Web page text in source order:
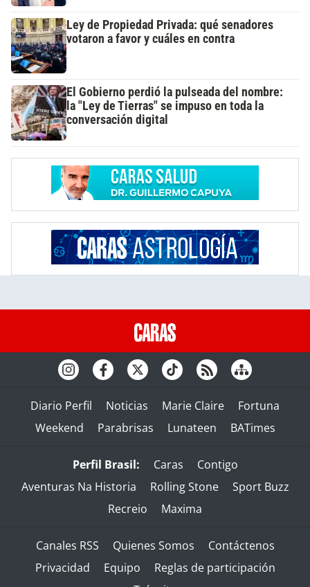
Ley de Propiedad Privada: qué senadores
votaron a favor y cuáles en contra
El Gobierno perdió la pulseada del nombre:
la "Ley de Tierras" se impuso en toda la
conversación digital
Diario Perfil Noticias Marie Claire
Fortuna
Weekend
Parabrisas Lunateen BATimes
Perfil Brasil: Caras
Contigo
Aventuras Na Historia
Rolling Stone
Sport Buzz
Recreio
Maxima
Canales RSS Quienes Somos
Contáctenos
Privacidad
Equipo
Reglas de participación